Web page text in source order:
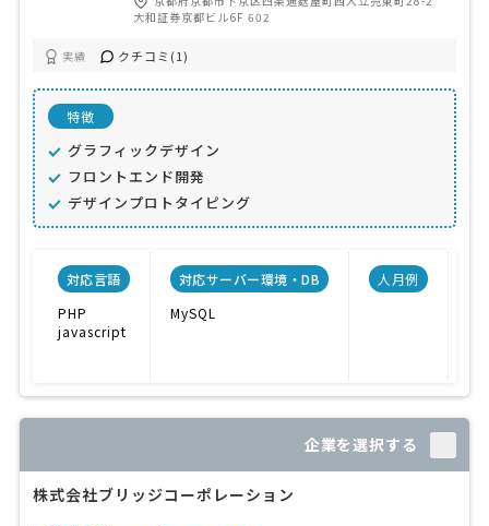
大和証券京都ビル6F 602
実績 クチコミ(1)
特徴
グラフィックデザイン
フロントエンド開発
デザインプロトタイピング
対応言語
PHP
javascript
対応サーバー環境・DB
MySQL
人月例
企業を選択する
株式会社ブリッジコーポレーション